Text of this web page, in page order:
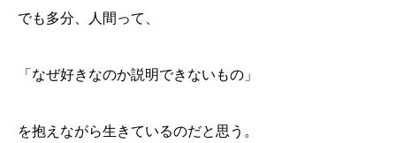
でも多分、人間って、
「なぜ好きなのか説明できないもの」
を抱えながら生きているのだと思う。